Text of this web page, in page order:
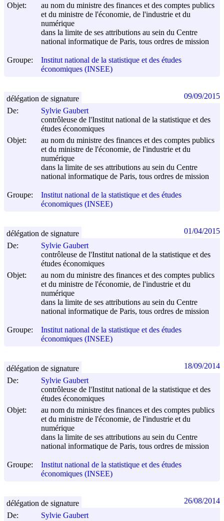
Objet:
au nom du ministre des finances et des comptes publics
et du ministre de l'économie, de l'industrie et du
numérique
dans la limite de ses attributions au sein du Centre
national informatique de Paris, tous ordres de mission
Groupe:
Institut national de la statistique et des études
économiques (INSEE)
De:
Sylvie Gaubert
contrôleuse de l'Institut national de la statistique et des
études économiques
Objet:
au nom du ministre des finances et des comptes publics
et du ministre de l'économie, de l'industrie et du
numérique
dans la limite de ses attributions au sein du Centre
national informatique de Paris, tous ordres de mission
Groupe:
Institut national de la statistique et des études
économiques (INSEE)
délégation de signature 09/09/2015
De:
Sylvie Gaubert
contrôleuse de l'Institut national de la statistique et des
études économiques
Objet:
au nom du ministre des finances et des comptes publics
et du ministre de l'économie, de l'industrie et du
numérique
dans la limite de ses attributions au sein du Centre
national informatique de Paris, tous ordres de mission
Groupe:
Institut national de la statistique et des études
économiques (INSEE)
délégation de signature 01/04/2015
De:
Sylvie Gaubert
contrôleuse de l'Institut national de la statistique et des
études économiques
Objet:
au nom du ministre des finances et des comptes publics
et du ministre de l'économie, de l'industrie et du
numérique
dans la limite de ses attributions au sein du Centre
national informatique de Paris, tous ordres de mission
Groupe:
Institut national de la statistique et des études
économiques (INSEE)
délégation de signature 18/09/2014
De:
Sylvie Gaubert
délégation de signature 26/08/2014